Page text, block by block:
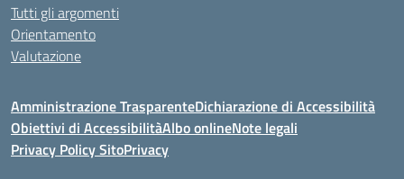
Tutti gli argomenti
Orientamento
Valutazione
Amministrazione TrasparenteDichiarazione di Accessibilità
Obiettivi di AccessibilitàAlbo onlineNote legali
Privacy Policy SitoPrivacy